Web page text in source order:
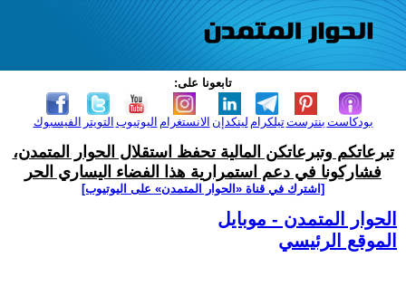
تابعونا على:
الفيسبوك التويتر اليوتيوب الانستغرام لينكدإن تيلكرامبنترست بودكاست
تبرعاتكم وتبرعاتكن المالية تحفظ استقلال الحوار المتمدن،
فشاركونا في دعم استمرارية هذا الفضاء اليساري الحر
[اشترك في قناة ‫«الحوار المتمدن» على اليوتيوب]
الحوار المتمدن - موبايل
الموقع الرئيسي